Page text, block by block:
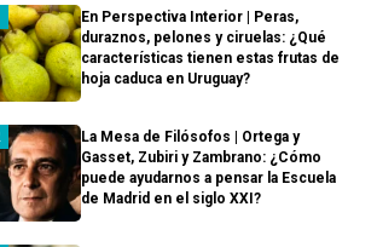
En Perspectiva Interior | Peras,
duraznos, pelones y ciruelas: ¿Qué
características tienen estas frutas de
hoja caduca en Uruguay?
La Mesa de Filósofos | Ortega y
Gasset, Zubiri y Zambrano: ¿Cómo
puede ayudarnos a pensar la Escuela
de Madrid en el siglo XXI?